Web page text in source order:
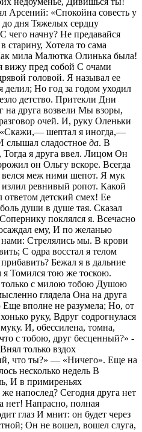
Арсений: «Спокойна совесть у
дня Тяжелых сердцу
начну? Не предавайся
Хотела то сама
мила Малютка Олинька была!
пред собой С очами
головой. Я называл ее
делил; Но год за годом уходил
детство. Притекли Дни
на друга возвели Мы взоры,
очей. И, руку Оленьки
шептал я иногда,—
сладостное да. В
Тогда я друга ввел. Лицом Он
он Ольгу вскоре. Всегда
велся меж ними шепот. Я мук
ревнивый ропот. Какой
детский смех! Ее
души в душе тая. Сказал
поклялся я. Всечасно
ему, И по желанью
Стрелялись мы. В крови
С одра восстал я телом
Бежал я в дальние
Томился тою же тоскою.
только с милою тобою Душою
глядела Она на друга
Еще вполне не разумела; Но, от
руку, Вдруг содрогнулася
И, обессилена, томна,
с тобою, друг бесценный?» -
только вздох
что ты?» — «Ничего». Еще на
несколько недель В
И в примиреньях
напослед? Сегодня друга нет
нет! Напрасно, полная
глаз И мнит: он будет через
Он не вошел, вошел слуга,